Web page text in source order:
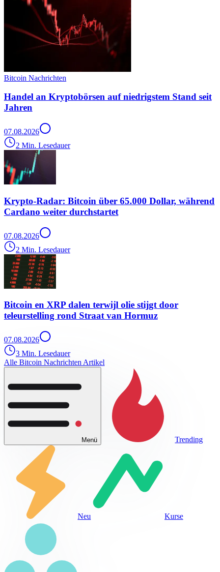
Bitcoin Nachrichten
Handel an Kryptobörsen auf niedrigstem Stand seit
Jahren
07.08.2026
2 Min. Lesedauer
Krypto-Radar: Bitcoin über 65.000 Dollar, während
Cardano weiter durchstartet
07.08.2026
2 Min. Lesedauer
Bitcoin en XRP dalen terwijl olie stijgt door
teleurstelling rond Straat van Hormuz
07.08.2026
3 Min. Lesedauer
Alle Bitcoin Nachrichten Artikel
Menü Trending
Neu Kurse